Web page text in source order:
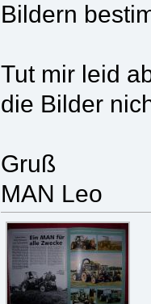
Bildern
Tut mir leid
die Bilder
Gruß
MAN Leo